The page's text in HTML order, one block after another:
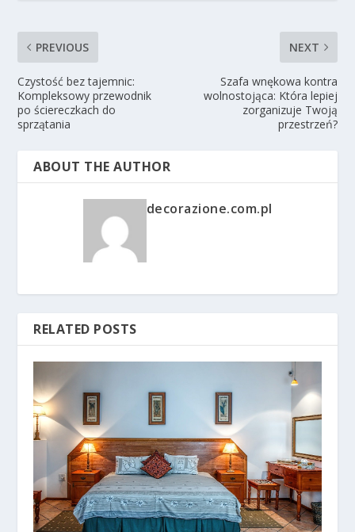
PREVIOUS
Czystość bez tajemnic:
Kompleksowy przewodnik
po ściereczkach do
sprzątania
NEXT
Szafa wnękowa kontra
wolnostojąca: Która lepiej
zorganizuje Twoją
przestrzeń?
ABOUT THE AUTHOR
decorazione.com.pl
RELATED POSTS